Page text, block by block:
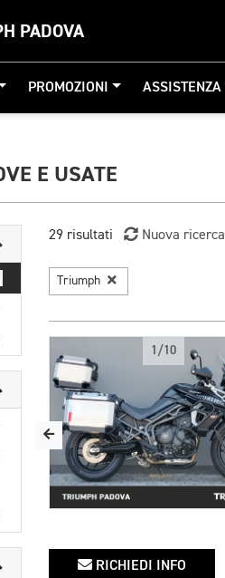
PADOVA
PROMOZIONI ASSISTENZA
E USATE
29 risultati Nuova ricerca
Triumph
1/10
RICHIEDI INFO